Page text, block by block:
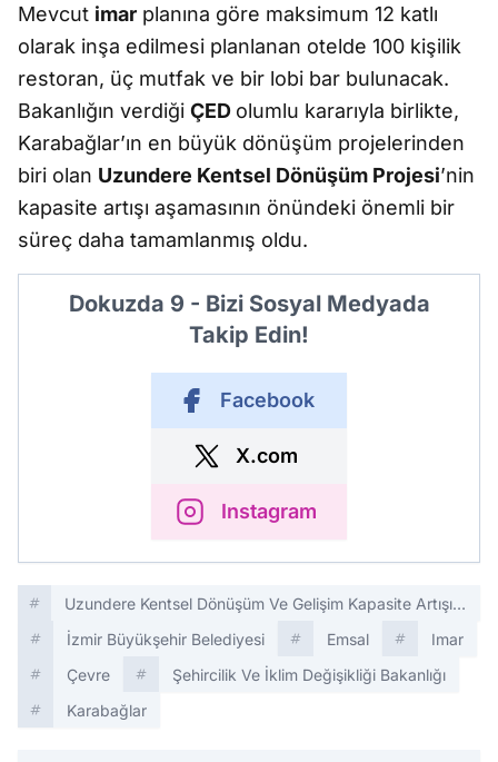
Mevcut imar planına göre maksimum 12 katlı
olarak inşa edilmesi planlanan otelde 100 kişilik
restoran, üç mutfak ve bir lobi bar bulunacak.
Bakanlığın verdiği ÇED olumlu kararıyla birlikte,
Karabağlar’ın en büyük dönüşüm projelerinden
biri olan Uzundere Kentsel Dönüşüm Projesi’nin
kapasite artışı aşamasının önündeki önemli bir
süreç daha tamamlanmış oldu.
Dokuzda 9 - Bizi Sosyal Medyada
Takip Edin!
Facebook
X.com
Instagram
Uzundere Kentsel Dönüşüm Ve Gelişim Kapasite Artışı
Projesi
İzmir Büyükşehir Belediyesi Emsal
Imar
Çevre
Şehircilik Ve İklim Değişikliği Bakanlığı
Karabağlar